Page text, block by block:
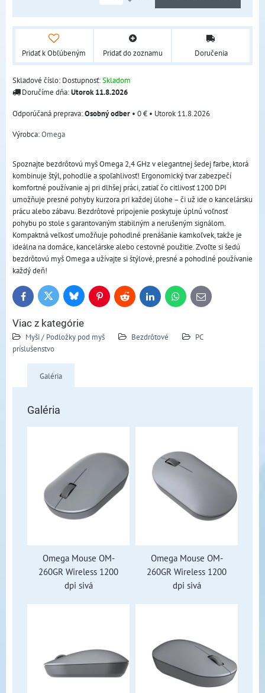
Pridať k Obľúbeným Pridať do zoznamu Doručenia
Skladové číslo: Dostupnosť:Skladom
Doručíme dňa:Utorok11.8.2026
Osobný odber • 0 € • Utorok 11.8.2026
Výrobca:Omega
Spoznajte bezdrôtovú myš Omega 2,4 GHz v elegantnej šedej farbe, ktorá
kombinuje štýl, pohodlie a spoľahlivosť! Ergonomický tvar zabezpečí
komfortné používanie aj pri dlhšej práci, zatiaľ čo citlivosť 1200 DPI
umožňuje presné pohyby kurzora pri každej úlohe – či už ide o kancelársku
prácu alebo zábavu. Bezdrôtové pripojenie poskytuje úplnú voľnosť
pohybu po stole s garantovaným stabilným a nerušeným signálom.
Kompaktná veľkosť umožňuje pohodlné prenášanie kamkoľvek, takže je
ideálna na domáce, kancelárske alebo cestovné použitie. Zvoľte si šedú
bezdrôtovú myš Omega a užívajte si štýlové, presné a pohodlné používanie
každý deň!
FacebookTwitter BlueskyPinterestReddit LinkedInWhatsApp
E-
mail
Viac z kategórie
Myši / Podložky pod myš Bezdrôtové
PC
príslušenstvo
Galéria
Galéria
Omega Mouse OM-
260GR Wireless 1200
dpi sivá
Omega Mouse OM-
260GR Wireless 1200
dpi sivá